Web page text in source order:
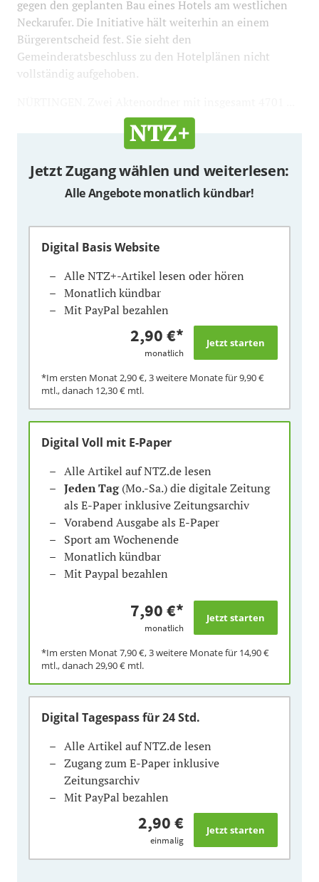
gegen den geplanten Bau eines Hotels am westlichen
Neckarufer. Die Initiative hält weiterhin an einem
Bürgerentscheid fest. Sie sieht den
Gemeinderatsbeschluss zu den Hotelplänen nicht
vollständig aufgehoben.
Jetzt Zugang wählen und weiterlesen:
Alle Angebote monatlich kündbar!
Digital Basis Website
Alle NTZ+-Artikel lesen oder hören
Monatlich kündbar
Mit PayPal bezahlen
2,90 €*
monatlich
*Im ersten Monat2,90 €, 3 weitere Monate für9,90 €
mtl., danach 12,30 € mtl.
Digital Voll mit E-Paper
Alle Artikel auf NTZ.de lesen
Jeden Tag(Mo.-Sa.) die digitale Zeitung
als E-Paper inklusive Zeitungsarchiv
Vorabend Ausgabe als E-Paper
Sport am Wochenende
Monatlich kündbar
Mit Paypal bezahlen
7,90 €*
monatlich
*Im ersten Monat7,90 €, 3 weitere Monate für 14,90 €
mtl., danach 29,90 € mtl.
Digital Tagespassfür 24 Std.
Alle Artikel auf NTZ.de lesen
Zugang zum E-Paper inklusive
Zeitungsarchiv
Mit PayPal bezahlen
2,90 €
einmalig